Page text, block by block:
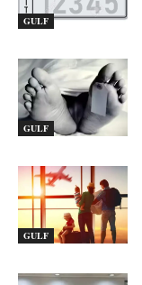
GULF
GULF
GULF